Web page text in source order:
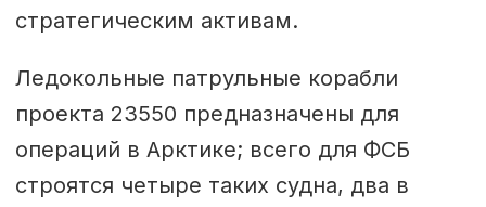
стратегическим активам.
Ледокольные патрульные корабли
проекта 23550 предназначены для
операций в Арктике; всего для ФСБ
строятся четыре таких судна, два в